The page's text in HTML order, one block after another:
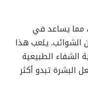
مما يساعد في
الشوائب. يلعب هذا
الشفاء الطبيعية
البشرة تبدو أكثر